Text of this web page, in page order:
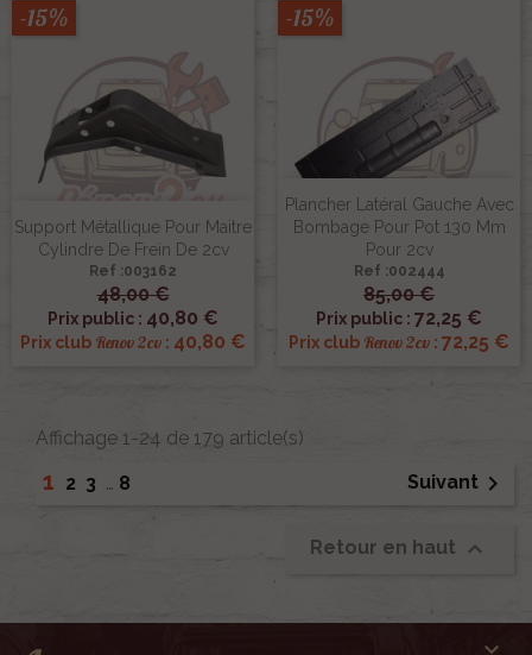
Support Métallique Pour Maitre
Cylindre De Frein De 2cv
Ref :003162
48,00 €
Prix public : 40,80 €
Prix club Renov 2cv : 40,80 €
-15%
Plancher Latéral Gauche Avec
Bombage Pour Pot 130 Mm
Pour 2cv
Ref :002444
85,00 €
Prix public : 72,25 €
Prix club Renov 2cv : 72,25 €
-15%
Affichage 1-24 de 179 article(s)
1 2 3 … 8 Suivant 
Retour en haut 